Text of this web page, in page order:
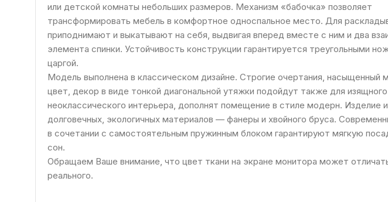
или детской комнаты небольших размеров. Механизм «бабочка» позволяет
трансформировать мебель в комфортное односпальное место. Для
приподнимают и выкатывают на себя, выдвигая вперед вместе с ним и два
элемента спинки. Устойчивость конструкции гарантируется треугольными
царгой.
Модель выполнена в классическом дизайне. Строгие очертания, насыщенный
цвет, декор в виде тонкой диагональной утяжки подойдут также для изящного
неоклассического интерьера, дополнят помещение в стиле модерн. Изделие
долговечных, экологичных материалов — фанеры и хвойного бруса.
в сочетании с самостоятельным пружинным блоком гарантируют мягкую
сон.
Обращаем Ваше внимание, что цвет ткани на экране монитора может
реального.